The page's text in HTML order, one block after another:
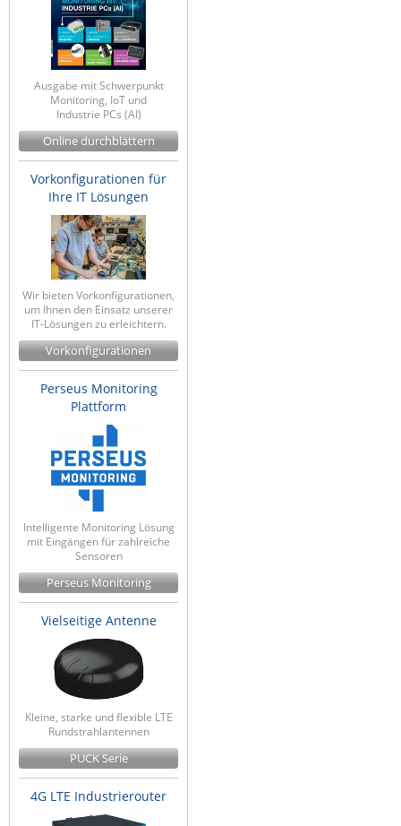
ZPE Systems
News zu unseren Herstellern
Ausgabe mit Schwerpunkt
Monitoring, IoT und
Industrie PCs (AI)
Online durchblättern
Vorkonfigurationen für
Ihre IT Lösungen
Wir bieten Vorkonfigurationen,
um Ihnen den Einsatz unserer
IT-Lösungen zu erleichtern.
Vorkonfigurationen
Perseus Monitoring
Plattform
Intelligente Monitoring Lösung
mit Eingängen für zahlreiche
Sensoren
Perseus Monitoring
Vielseitige Antenne
Kleine, starke und flexible LTE
Rundstrahlantennen
PUCK Serie
4G LTE Industrierouter